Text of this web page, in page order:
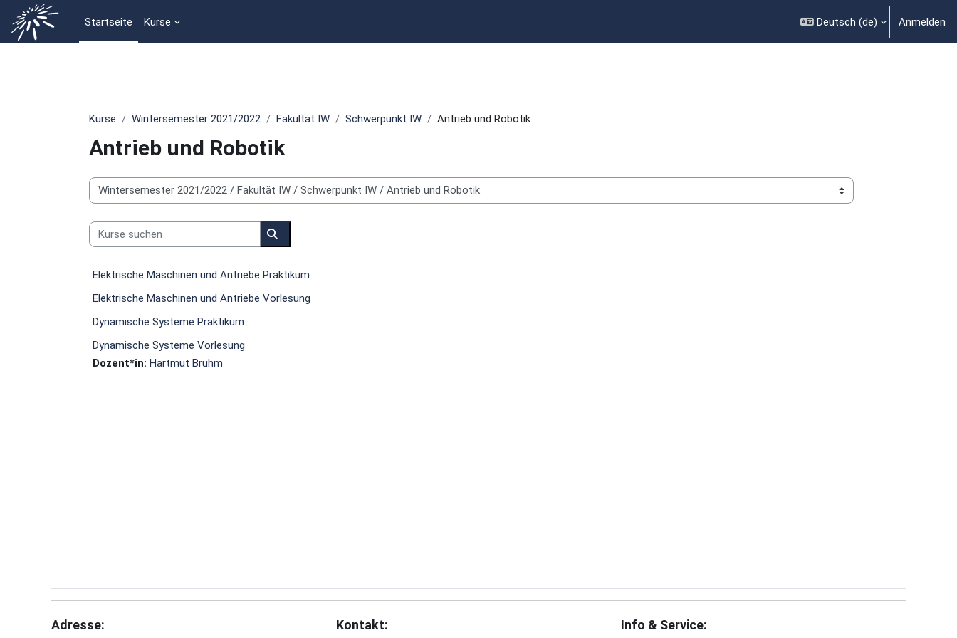
Zum Hauptinhalt
Startseite
Kurse Deutsch ‎(de)‎ Anmelden
Kurse Wintersemester 2021/2022 Fakultät IW Schwerpunkt IW Antrieb und Robotik
Antrieb und Robotik
Kursbereiche
Kurse suchen
Kurse suchen
Elektrische Maschinen und Antriebe Praktikum
Elektrische Maschinen und Antriebe Vorlesung
Dynamische Systeme Praktikum
Dynamische Systeme Vorlesung
Dozent*in: Hartmut Bruhm
Adresse:
Kontakt:
Info & Service: